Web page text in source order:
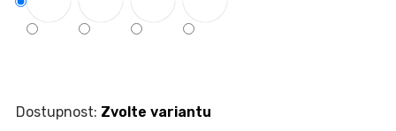
Zvolte variantu
JÍDELNÍ